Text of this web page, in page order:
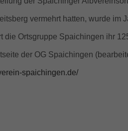
vermehrt hatten, wurde im
die Ortsgruppe Spaichingen ihr
der OG Spaichingen
spaichingen.de/